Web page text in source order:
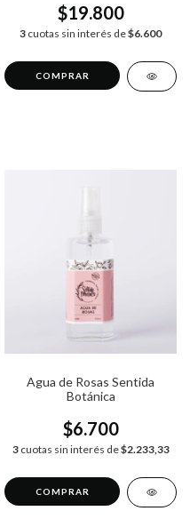
$19.800
3 cuotas sin interés de$6.600
Agua de Rosas Sentida
Botánica
$6.700
3 cuotas sin interés de$2.233,33
COMPRAR